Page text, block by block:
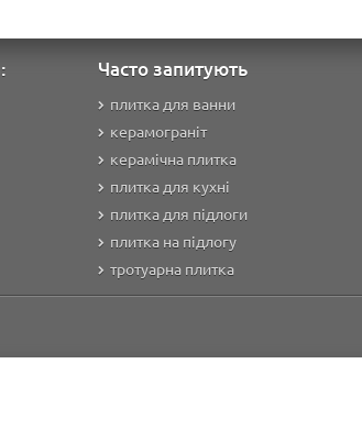
Часто запитують
плитка для ванни
керамограніт
керамічна плитка
плитка для кухні
плитка для підлоги
плитка на підлогу
тротуарна плитка